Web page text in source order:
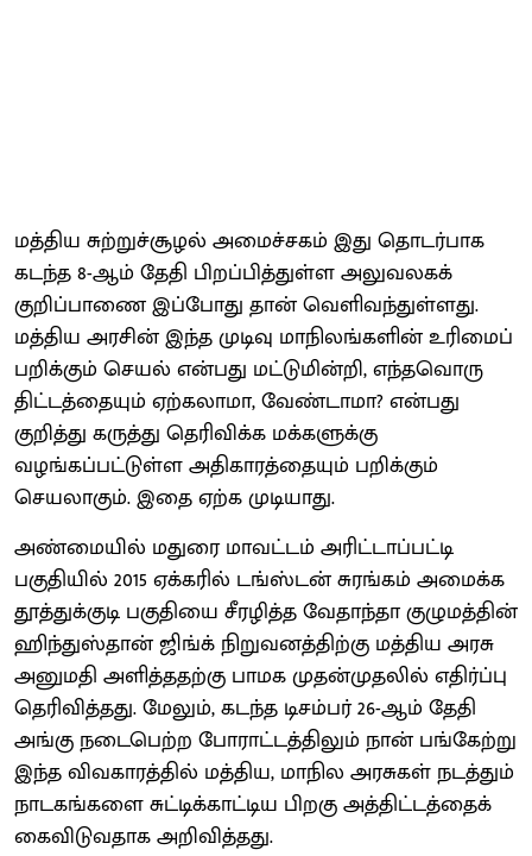
மத்திய சுற்றுச்சூழல் அமைச்சகம் இது தொடர்பாக
கடந்த 8-ஆம் தேதி பிறப்பித்துள்ள அலுவலகக்
குறிப்பாணை இப்போது தான் வெளிவந்துள்ளது.
மத்திய அரசின் இந்த முடிவு மாநிலங்களின் உரிமைப்
பறிக்கும் செயல் என்பது மட்டுமின்றி, எந்தவொரு
திட்டத்தையும் ஏற்கலாமா, வேண்டாமா? என்பது
குறித்து கருத்து தெரிவிக்க மக்களுக்கு
வழங்கப்பட்டுள்ள அதிகாரத்தையும் பறிக்கும்
செயலாகும். இதை ஏற்க முடியாது.
அண்மையில் மதுரை மாவட்டம் அரிட்டாப்பட்டி
பகுதியில் 2015 ஏக்கரில் டங்ஸ்டன் சுரங்கம் அமைக்க
தூத்துக்குடி பகுதியை சீரழித்த வேதாந்தா குழுமத்தின்
ஹிந்துஸ்தான் ஜிங்க் நிறுவனத்திற்கு மத்திய அரசு
அனுமதி அளித்ததற்கு பாமக முதன்முதலில் எதிர்ப்பு
தெரிவித்தது. மேலும், கடந்த டிசம்பர் 26-ஆம் தேதி
அங்கு நடைபெற்ற போராட்டத்திலும் நான் பங்கேற்று
இந்த விவகாரத்தில் மத்திய, மாநில அரசுகள் நடத்தும்
நாடகங்களை சுட்டிக்காட்டிய பிறகு அத்திட்டத்தைக்
கைவிடுவதாக அறிவித்தது.